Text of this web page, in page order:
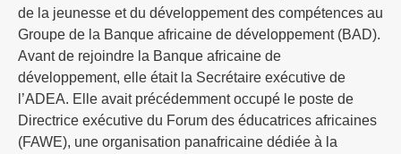
de la jeunesse et du développement des compétences au
Groupe de la Banque africaine de développement (BAD).
Avant de rejoindre la Banque africaine de
développement, elle était la Secrétaire exécutive de
l’ADEA. Elle avait précédemment occupé le poste de
Directrice exécutive du Forum des éducatrices africaines
(FAWE), une organisation panafricaine dédiée à la